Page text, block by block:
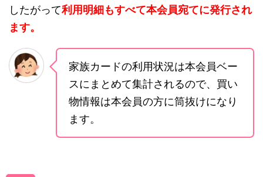
したがって利用明細もすべて本会員宛てに発行され
ます。
家族カードの利用状況は本会員ベー
スにまとめて集計されるので、買い
物情報は本会員の方に筒抜けになり
ます。